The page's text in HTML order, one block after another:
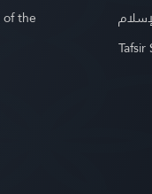
the
Tafsir